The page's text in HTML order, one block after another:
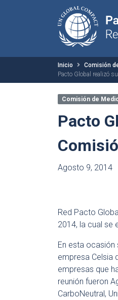
Inicio Comisión
Pacto Global realizó
Comisión de
Pacto
Agosto 9, 2014
Red Pacto
2014, la cual se
En esta
empresa Celsia
empresas que
reunión fueron
CarboNeutral,